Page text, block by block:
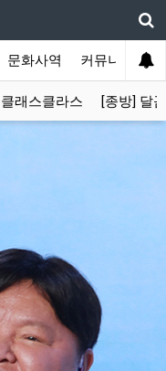
문화사역 커뮤니티
클래스클라스 [종방] 달